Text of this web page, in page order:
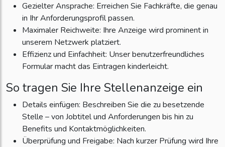
Gezielter Ansprache: Erreichen Sie Fachkräfte, die genau
in Ihr Anforderungsprofil passen.
Maximaler Reichweite: Ihre Anzeige wird prominent in
unserem Netzwerk platziert.
Effizienz und Einfachheit: Unser benutzerfreundliches
Formular macht das Eintragen kinderleicht.
So tragen Sie Ihre Stellenanzeige ein
Details einfügen: Beschreiben Sie die zu besetzende
Stelle – von Jobtitel und Anforderungen bis hin zu
Benefits und Kontaktmöglichkeiten.
Überprüfung und Freigabe: Nach kurzer Prüfung wird Ihre